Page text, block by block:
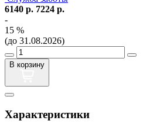
6140 р. 7224 р.
-
15 %
(до 31.08.2026)
В корзину
Характеристики